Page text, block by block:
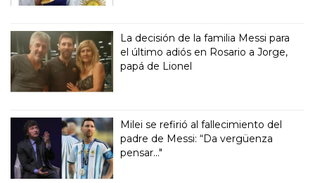
La decisión de la familia Messi para
el último adiós en Rosario a Jorge,
papá de Lionel
Milei se refirió al fallecimiento del
padre de Messi: “Da vergüenza
pensar..."